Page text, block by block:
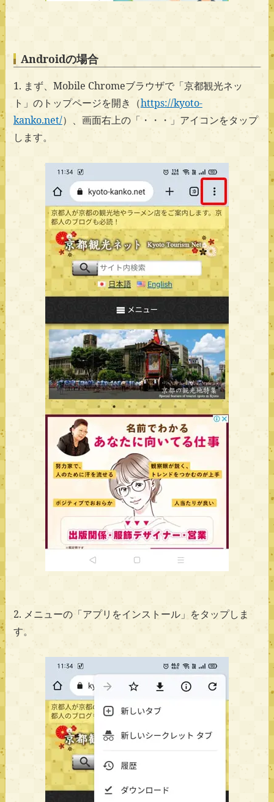
Androidの場合
1. まず、Mobile Chromeブラウザで「京都観光ネッ
ト」のトップページを開き（https://kyoto-
kanko.net/）、画面右上の「・・・」アイコンをタップ
します。
2. メニューの「アプリをインストール」をタップしま
す。